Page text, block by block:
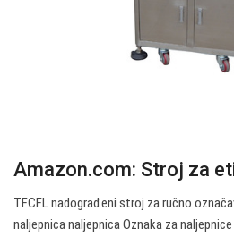
Amazon.com: Stroj za
TFCFL nadograđeni stroj za ručno
naljepnica naljepnica Oznaka za